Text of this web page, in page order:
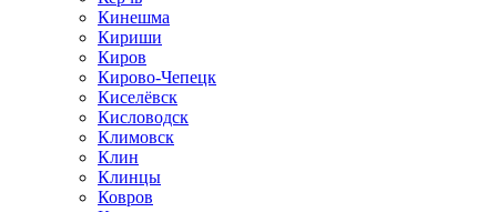
Кинешма
Кириши
Киров
Кирово-Чепецк
Киселёвск
Кисловодск
Климовск
Клин
Клинцы
Ковров